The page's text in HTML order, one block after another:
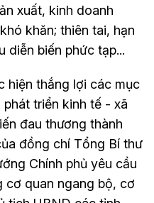
xuất, kinh doanh
khăn; thiên tai, hạn
diễn biến phức tạp...
hiện thắng lợi các mục
triển kinh tế - xã
đau thương thành
đồng chí Tổng Bí thư
Chính phủ yêu cầu
cơ quan ngang bộ, cơ